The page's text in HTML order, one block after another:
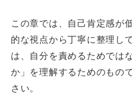
この章では、自己肯定感が
的な視点から丁寧に整理し
は、自分を責めるためでは
か」を理解するためのもの
さい。